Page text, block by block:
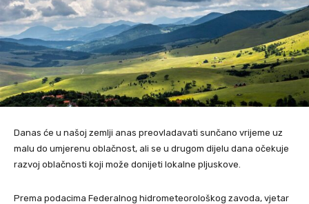
Danas će u našoj zemlji anas preovladavati sunčano vrijeme uz
malu do umjerenu oblačnost, ali se u drugom dijelu dana očekuje
razvoj oblačnosti koji može donijeti lokalne pljuskove.
Prema podacima Federalnog hidrometeorološkog zavoda, vjetar